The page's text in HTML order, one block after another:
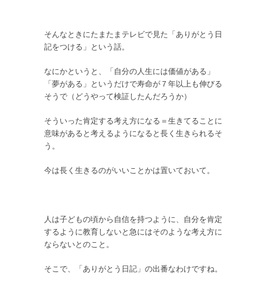
そんなときにたまたまテレビで見た「ありがとう日
記をつける」という話。
なにかというと、「自分の人生には価値がある」
「夢がある」というだけで寿命が７年以上も伸びる
そうで（どうやって検証したんだろうか）
そういった肯定する考え方になる＝生きてることに
意味があると考えるようになると長く生きられるそ
う。
今は長く生きるのがいいことかは置いておいて。
人は子どもの頃から自信を持つように、自分を肯定
するように教育しないと急にはそのような考え方に
ならないとのこと。
そこで、「ありがとう日記」の出番なわけですね。